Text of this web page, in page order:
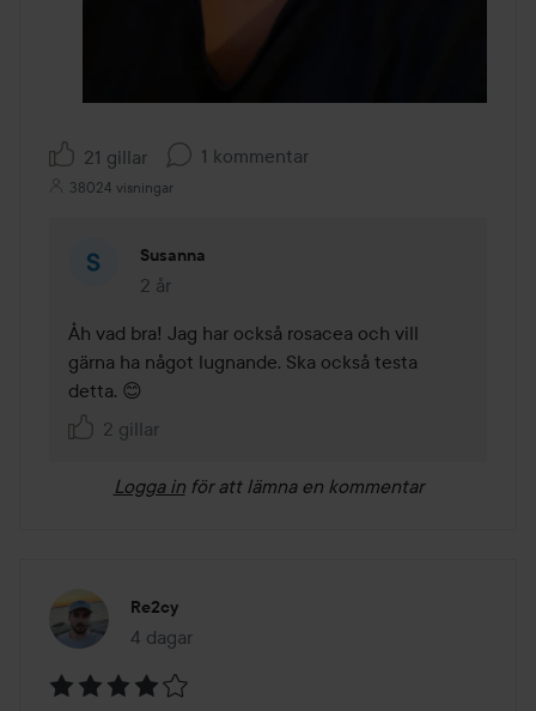
21 gillar 1 kommentar
38024 visningar
Susanna
2 år
Kommentaren lades 2 år
Åh vad bra! Jag har också rosacea och vill
gärna ha något lugnande. Ska också testa
detta. 😊
2 gillar
Logga in för att lämna en kommentar
Re2cy
4 dagar
Inlägget skapades 4 dagar